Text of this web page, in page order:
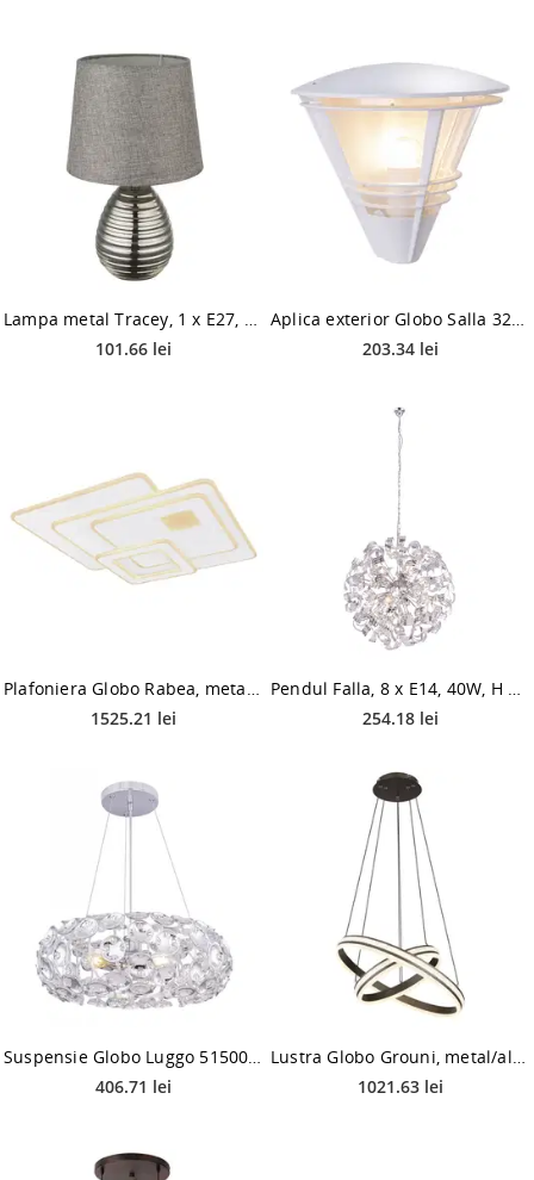
101.66 lei
203.34 lei
1525.21 lei
254.18 lei
Suspensie Globo Luggo 51500-1H, 3 x E14, 40 W, D 460 mm
406.71 lei
Lustra Globo Grouni, metal/aluminiu, LED 60 W, gri, diametru 600 mm, inaltime 1200 mm
1021.63 lei